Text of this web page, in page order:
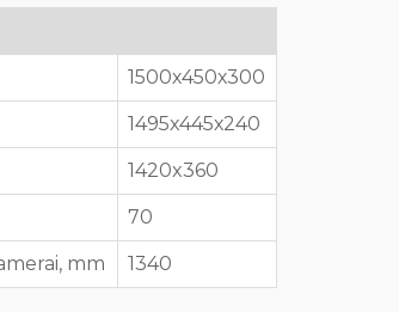
1500х450х300
1495x445х240
1420x360
70
mm 1340